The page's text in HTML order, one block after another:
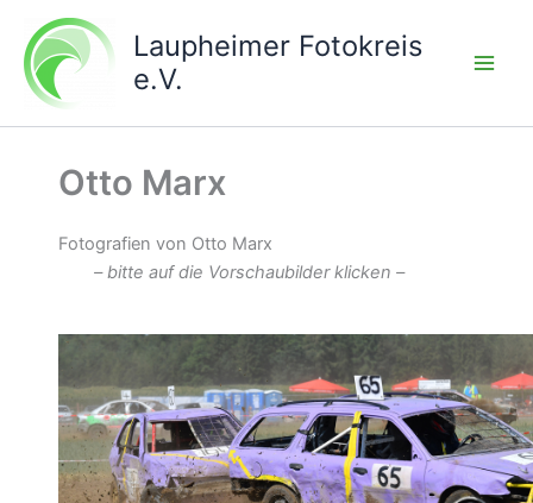
Inhalt
springen
Laupheimer Fotokreis
e.V.
Otto Marx
Fotografien von Otto Marx
– bitte auf die Vorschaubilder klicken –